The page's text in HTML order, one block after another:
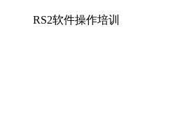
RS2软件操作培训